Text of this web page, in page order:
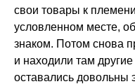
свои товары к
условленном месте,
знаком. Потом снова
и находили там
оставались довольны